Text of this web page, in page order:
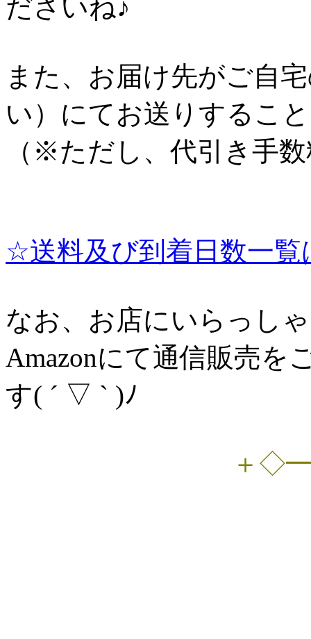
ださいね♪
また、お届け先がご自
い）にてお送りするこ
（※ただし、代引き手
☆送料及び到着日数一覧
なお、お店にいらっし
Amazonにて通信販売を
す( ´ ▽ ` )ﾉ
＋